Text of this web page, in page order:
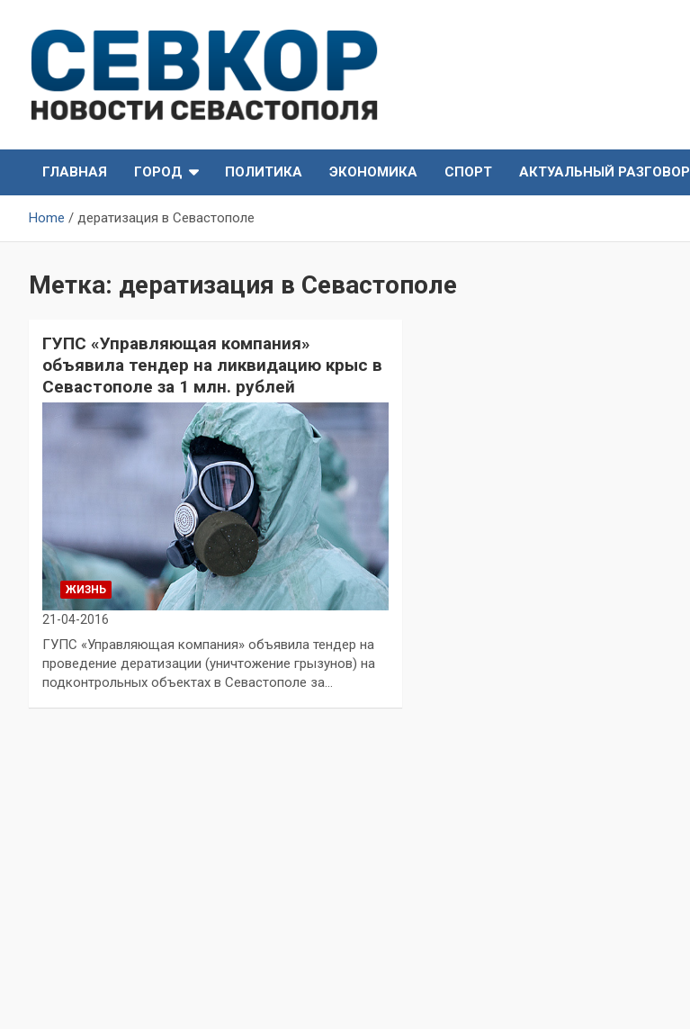
content
СевКор — Новости
Севастополя
Севастополя
ГЛАВНАЯ
ГОРОД ПОЛИТИКА ЭКОНОМИКА СПОРТ АКТУАЛЬНЫЙ РАЗГОВОР
Home дератизация в Севастополе
Метка: дератизация в Севастополе
ГУПС «Управляющая компания»
объявила тендер на ликвидацию крыс в
Севастополе за 1 млн. рублей
ЖИЗНЬ
21-04-2016
ГУПС «Управляющая компания» объявила тендер на
проведение дератизации (уничтожение грызунов) на
подконтрольных объектах в Севастополе за…